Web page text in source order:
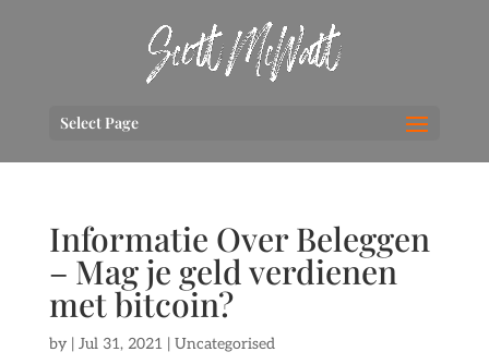
Select Page
Informatie Over Beleggen
– Mag je geld verdienen
met bitcoin?
by | Jul 31, 2021 | Uncategorised